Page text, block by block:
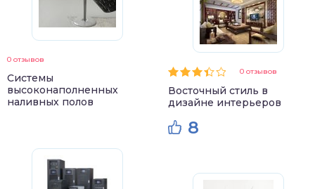
0 отзывов
Системы
высоконаполненных
наливных полов
0 отзывов
Восточный стиль в
дизайне интерьеров
8